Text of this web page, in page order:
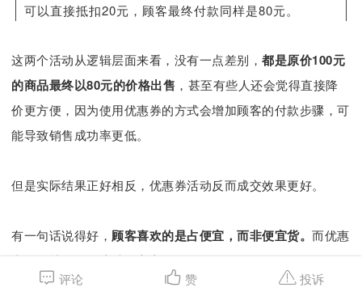
可以直接抵扣20元，顾客最终付款同样是80元。
这两个活动从逻辑层面来看，没有一点差别，都是原价100元
的商品最终以80元的价格出售 ，甚至有些人还会觉得直接降
价更方便，因为使用优惠券的方式会增加顾客的付款步骤，可
能导致销售成功率更低。
但是实际结果正好相反，优惠券活动反而成交效果更好。
有一句话说得好， 顾客喜欢的是占便宜，而非便宜货。而优惠
券正好就抓住了这种顾客心理。
评论 赞 投诉